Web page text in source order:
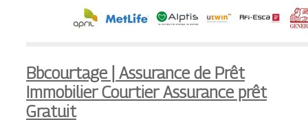
Bbcourtage | Assurance de Prêt
Immobilier Courtier Assurance prêt
Gratuit